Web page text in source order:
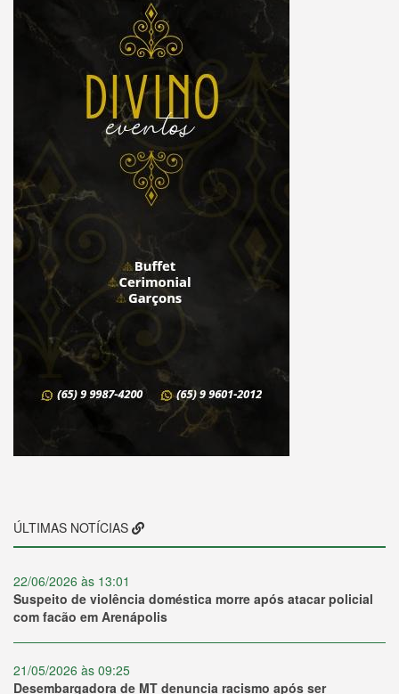
ÚLTIMAS NOTÍCIAS
22/06/2026 às 13:01
Suspeito de violência doméstica morre após atacar policial
com facão em Arenápolis
21/05/2026 às 09:25
Desembargadora de MT denuncia racismo após ser